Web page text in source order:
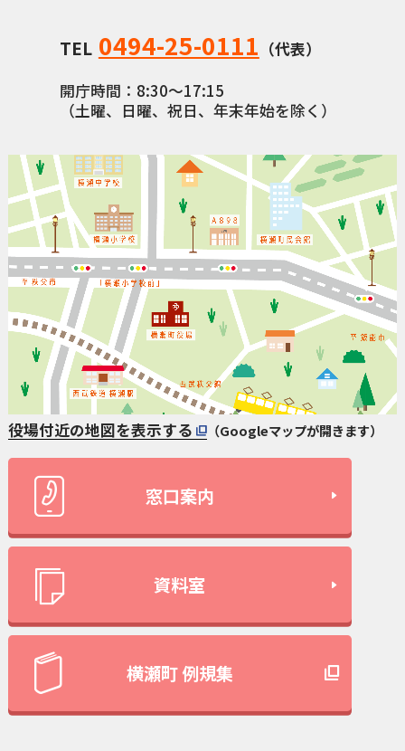
TEL 0494-25-0111 （代表）
開庁時間：8:30〜17:15
（土曜、日曜、祝日、年末年始を除く）
役場付近の地図を表示する （Googleマップが開きます）
窓口案内
資料室
横瀬町 例規集